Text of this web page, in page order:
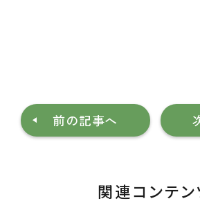
前の記事へ
関連コンテン